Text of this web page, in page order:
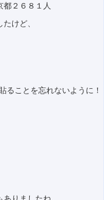
２６８１人
けど、
ることを忘れないように！